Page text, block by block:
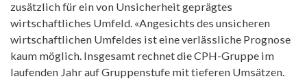
zusätzlich für ein von Unsicherheit geprägtes
wirtschaftliches Umfeld. «Angesichts des unsicheren
wirtschaftlichen Umfeldes ist eine verlässliche Prognose
kaum möglich. Insgesamt rechnet die CPH-Gruppe im
laufenden Jahr auf Gruppenstufe mit tieferen Umsätzen.